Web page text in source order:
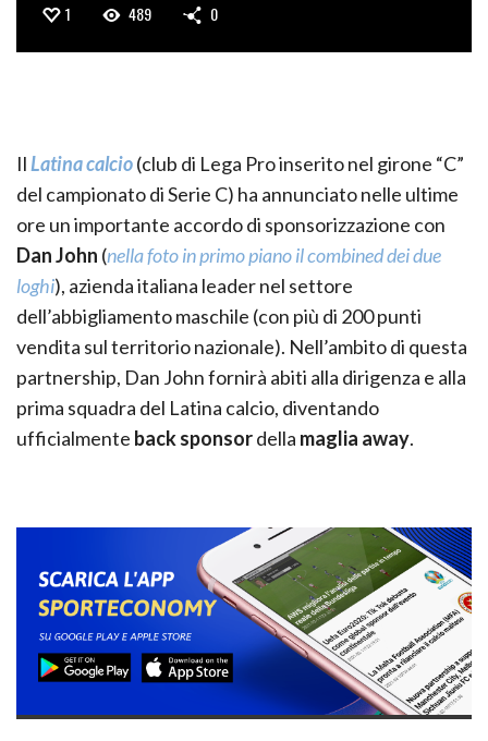
1 489 0
IlLatina calcio(club di Lega Pro inserito nel girone “C”
del campionato di Serie C) ha annunciato nelle ultime
ore un importante accordo di sponsorizzazione con
Dan John (nella foto in primo piano il combined dei due
loghi), azienda italiana leader nel settore
dell’abbigliamento maschile (con più di 200 punti
vendita sul territorio nazionale). Nell’ambito di questa
partnership, Dan John fornirà abiti alla dirigenza e alla
prima squadra del Latina calcio, diventando
ufficialmente back sponsordella maglia away.